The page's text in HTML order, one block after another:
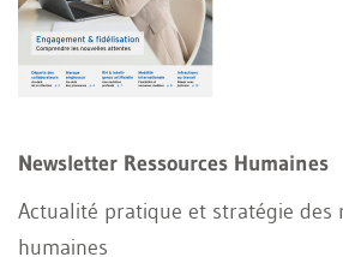
Newsletter Ressources Humaines
Actualité pratique et stratégie des
humaines